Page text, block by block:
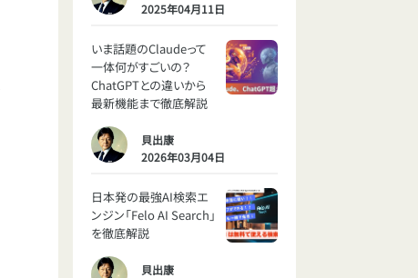
2025年04月11日
いま話題のClaudeって
一体何がすごいの？
ChatGPTとの違いから
最新機能まで徹底解説
貝出康
2026年03月04日
日本発の最強AI検索エ
ンジン「Felo AI Search」
を徹底解説
貝出康